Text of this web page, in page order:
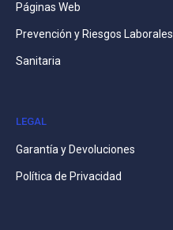
Páginas Web
Prevención y Riesgos Laborales
Sanitaria
LEGAL
Garantía y Devoluciones
Política de Privacidad